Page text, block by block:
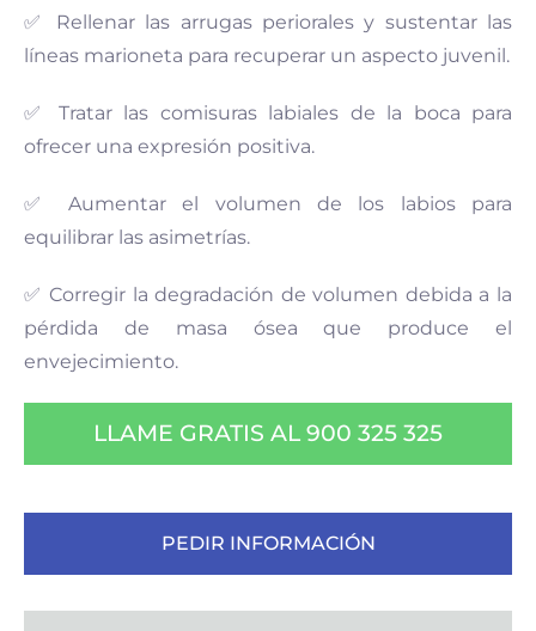
✅ Rellenar las arrugas periorales y sustentar las
líneas marioneta para recuperar un aspecto juvenil.
✅ Tratar las comisuras labiales de la boca para
ofrecer una expresión positiva.
✅ Aumentar el volumen de los labios para
equilibrar las asimetrías.
✅ Corregir la degradación de volumen debida a la
pérdida de masa ósea que produce el
envejecimiento.
LLAME GRATIS AL 900 325 325
PEDIR INFORMACIÓN